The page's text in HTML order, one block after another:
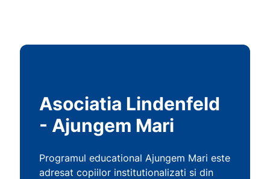
Asociatia Lindenfeld
- Ajungem Mari
Programul educational Ajungem Mari este
adresat copiilor institutionalizati si din